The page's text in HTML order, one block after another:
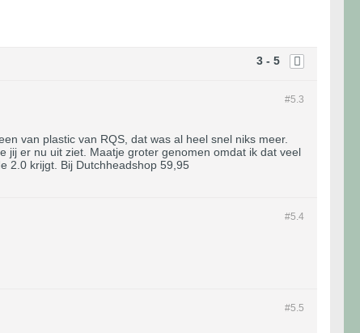
3 - 5
#5.3
van plastic van RQS, dat was al heel snel niks meer.
jij er nu uit ziet. Maatje groter genomen omdat ik dat veel
2.0 krijgt. Bij Dutchheadshop 59,95
#5.4
#5.5